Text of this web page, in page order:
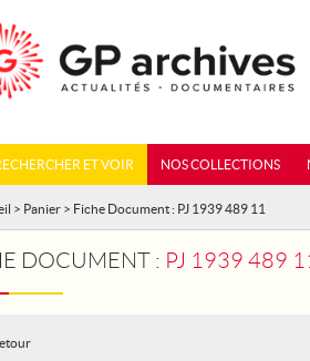
ET VOIR NOS COLLECTIONS
> Panier > Fiche Document : PJ 1939 489 11
DOCUMENT : PJ 1939 489